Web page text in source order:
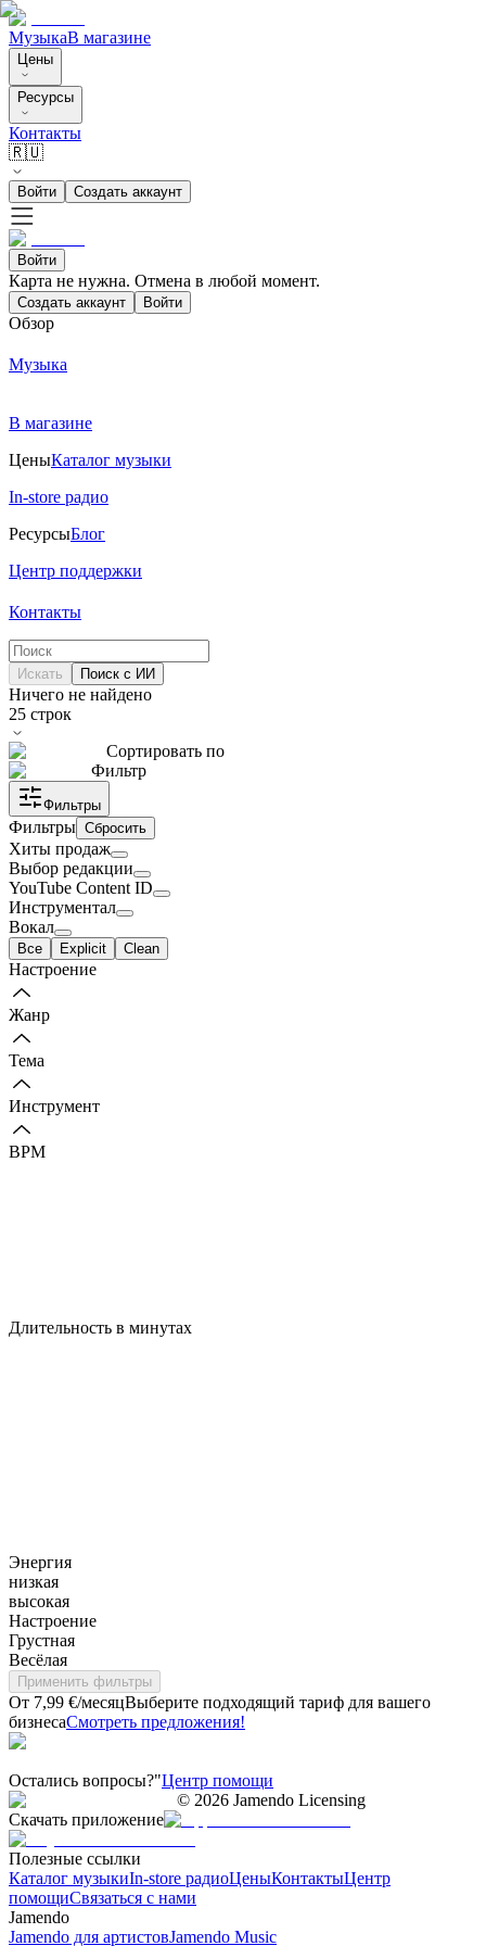
МузыкаВ магазине
Цены
Ресурсы
Контакты
🇷🇺
Войти Создать аккаунт
Войти
Карта не нужна. Отмена в любой момент.
Создать аккаунт Войти
Обзор
Музыка
В магазине
ЦеныКаталог музыки
In-store радио
РесурсыБлог
Центр поддержки
Контакты
Искать Поиск с ИИ
Ничего не найдено
25 строк
Сортировать по
Фильтр
Фильтры
Фильтры Сбросить
Хиты продаж
Выбор редакции
YouTube Content ID
Инструментал
Вокал
Все Explicit Clean
Настроение
Жанр
Тема
Инструмент
BPM
Длительность в минутах
Энергия
низкая
высокая
Настроение
Грустная
Весёлая
Применить фильтры
От 7,99 €/месяцВыберите подходящий тариф для вашего
бизнесаСмотреть предложения!
Остались вопросы?"Центр помощи
© 2026 Jamendo Licensing
Скачать приложение
Полезные ссылки
Каталог музыкиIn-store радиоЦеныКонтактыЦентр
помощиСвязаться с нами
Jamendo
Jamendo для артистовJamendo Music